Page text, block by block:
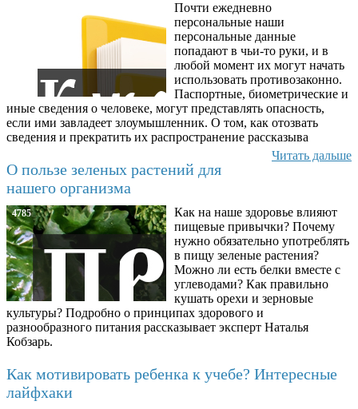
Почти ежедневно
персональные наши
персональные данные
попадают в чьи-то руки, и в
любой момент их могут начать
использовать противозаконно.
Паспортные, биометрические и
иные сведения о человеке, могут представлять опасность,
если ими завладеет злоумышленник. О том, как отозвать
сведения и прекратить их распространение рассказыва
Читать дальше
О пользе зеленых растений для
нашего организма
4785
Как на наше здоровье влияют
пищевые привычки? Почему
нужно обязательно употреблять
в пищу зеленые растения?
Можно ли есть белки вместе с
углеводами? Как правильно
кушать орехи и зерновые
культуры? Подробно о принципах здорового и
разнообразного питания рассказывает эксперт Наталья
Кобзарь.
Как мотивировать ребенка к учебе? Интересные
лайфхаки